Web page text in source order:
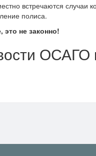
встречаются случаи
полиса.
это не законно!
ОСАГО